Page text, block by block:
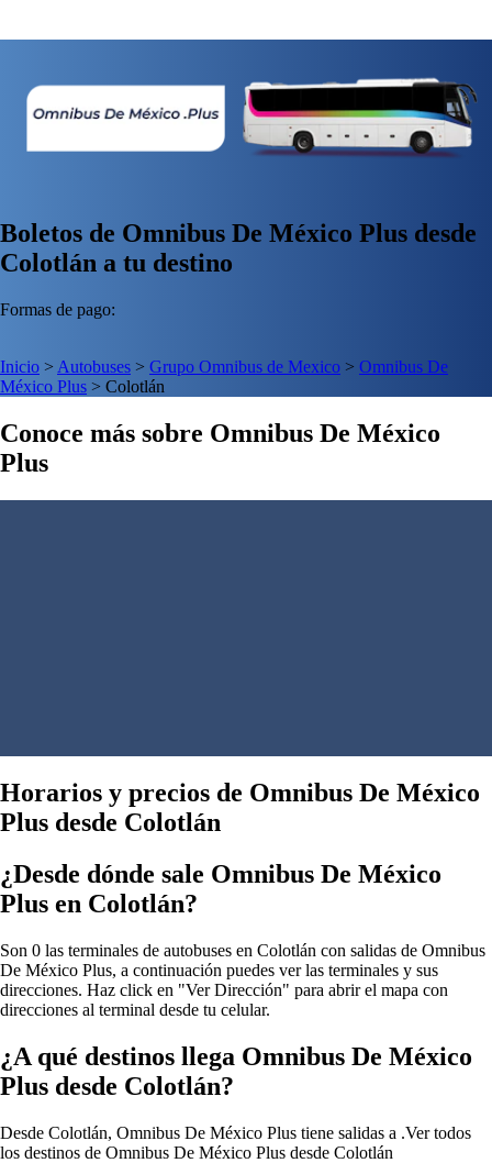
Boletos de Omnibus De México Plus desde
Colotlán a tu destino
Formas de pago:
Inicio > Autobuses > Grupo Omnibus de Mexico > Omnibus De
México Plus > Colotlán
Conoce más sobre Omnibus De México
Plus
Horarios y precios de Omnibus De México
Plus desde Colotlán
¿Desde dónde sale Omnibus De México
Plus en Colotlán?
Son 0 las terminales de autobuses en Colotlán con salidas de Omnibus
De México Plus, a continuación puedes ver las terminales y sus
direcciones. Haz click en "Ver Dirección" para abrir el mapa con
direcciones al terminal desde tu celular.
¿A qué destinos llega Omnibus De México
Plus desde Colotlán?
Desde Colotlán, Omnibus De México Plus tiene salidas a .Ver todos
los destinos de Omnibus De México Plus desde Colotlán